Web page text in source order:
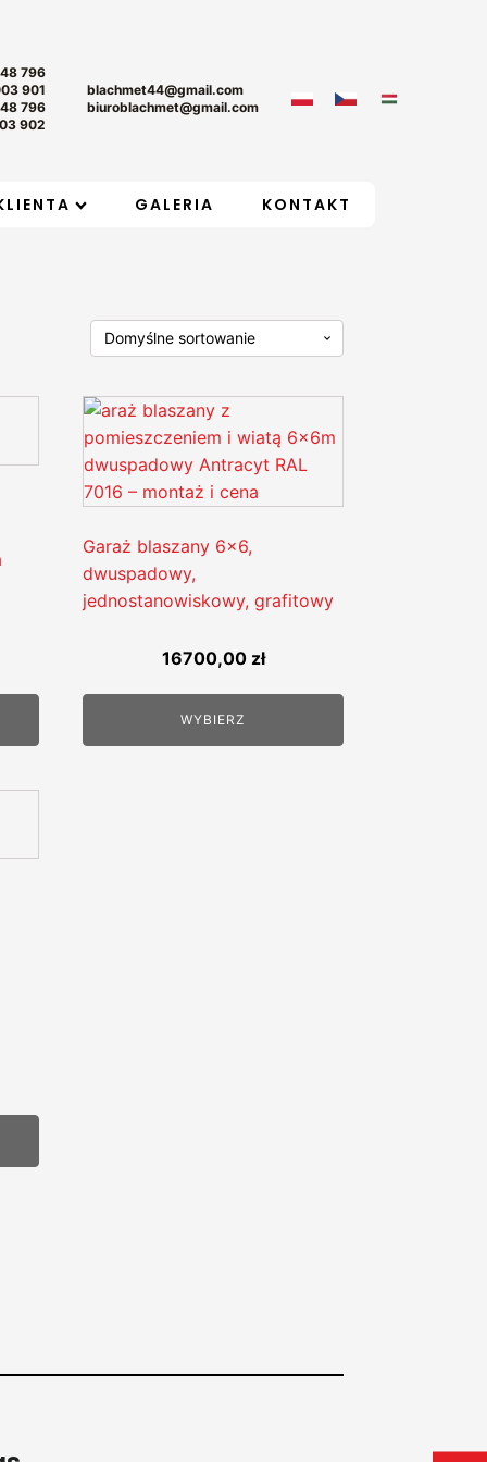
796
901
796
902
blachmet44@gmail.com
biuroblachmet@gmail.com
GALERIA KONTAKT
Garaż blaszany 6x6,
dwuspadowy,
jednostanowiskowy, grafitowy
16700,00 zł
WYBIERZ